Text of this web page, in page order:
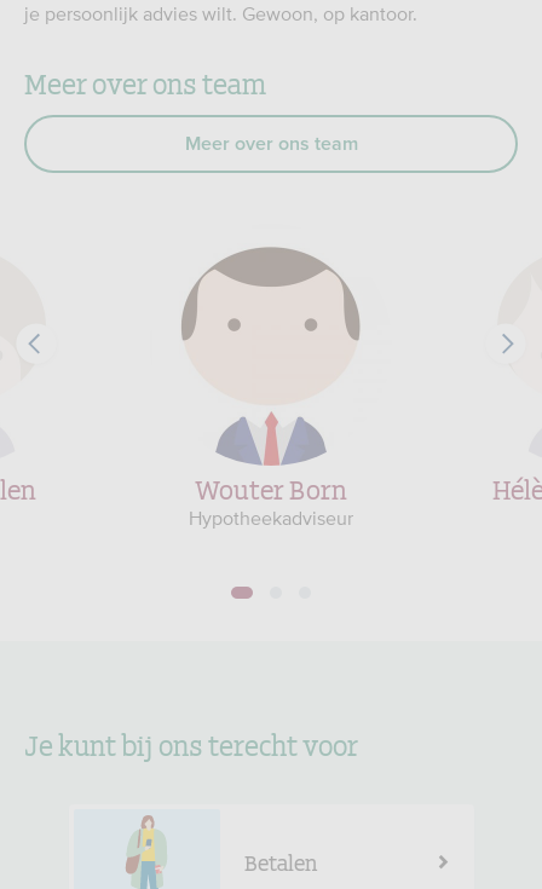
je persoonlijk advies wilt. Gewoon, op kantoor.
Meer over ons team
Meer over ons team
Wouter Born
Hypotheekadviseur
1
Je kunt bij ons terecht voor
Betalen